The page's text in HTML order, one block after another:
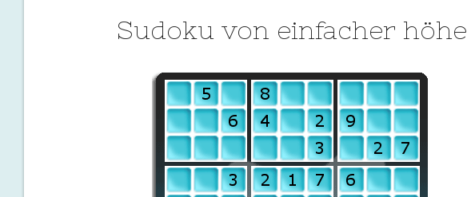
Sudoku von einfacher höhe